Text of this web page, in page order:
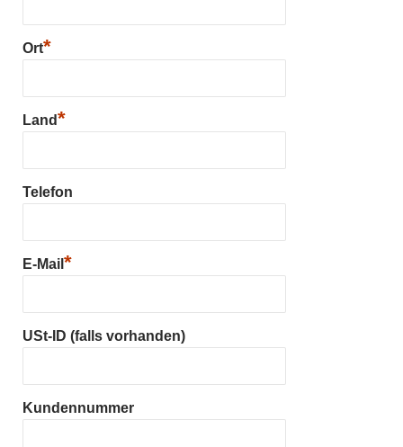
Ort*
Land*
Telefon
E-Mail *
USt-ID (falls vorhanden)
Kundennummer